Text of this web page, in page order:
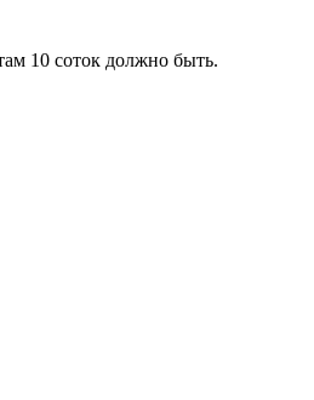
10 соток должно быть.